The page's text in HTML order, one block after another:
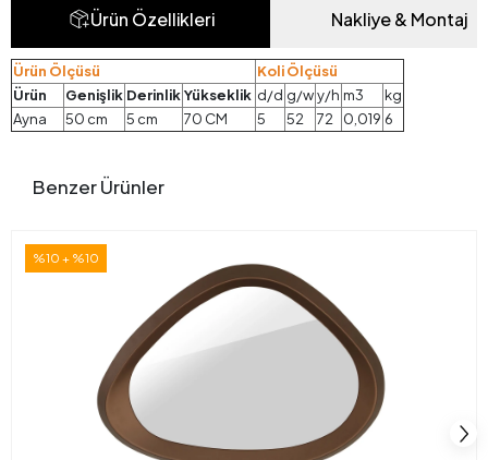
Ürün Özellikleri Nakliye & Montaj
Ürün Ölçüsü
Koli Ölçüsü
Ürün
Genişlik DerinlikYükseklik d/d g/wy/h m3
kg
Ayna
50 cm 5 cm 70 CM 5 52 72 0,019 6
Benzer Ürünler
%10 + %10